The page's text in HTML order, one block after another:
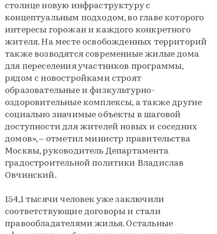
столице новую инфраструктуру с
концептуальным подходом, во главе которого
интересы горожан и каждого конкретного
жителя. На месте освобожденных территорий
также возводятся современные жилые дома
для переселения участников программы,
рядом с новостройками строят
образовательные и физкультурно-
оздоровительные комплексы, а также другие
социально значимые объекты в шаговой
доступности для жителей новых и соседних
домов», – отметил министр правительства
Москвы, руководитель Департамента
градостроительной политики Владислав
Овчинский.
154,1 тысячи человек уже заключили
соответствующие договоры и стали
правообладателями жилья. Остальные